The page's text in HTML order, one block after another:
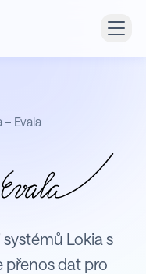
– Evala
Lokia s
přenos dat pro